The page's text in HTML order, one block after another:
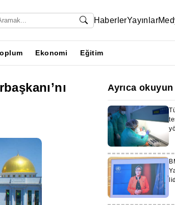
HaberlerYayınlar
Ekonomi Eğitim
Ayrıca okuyun